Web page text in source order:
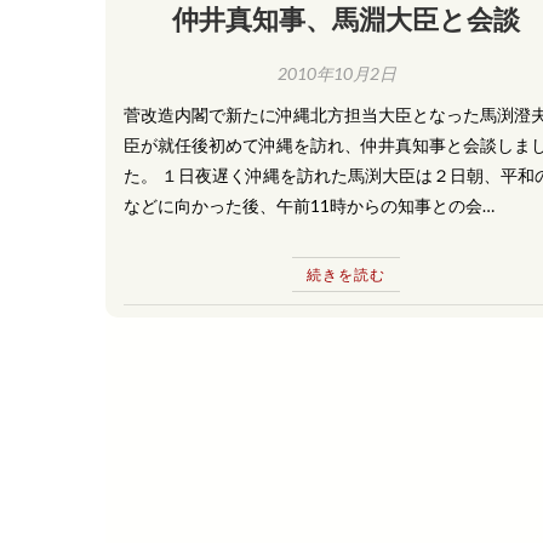
仲井真知事、馬淵大臣と会談
2010年10月2日
菅改造内閣で新たに沖縄北方担当大臣となった馬渕澄
臣が就任後初めて沖縄を訪れ、仲井真知事と会談しま
た。 １日夜遅く沖縄を訪れた馬渕大臣は２日朝、平和
などに向かった後、午前11時からの知事との会…
続きを読む